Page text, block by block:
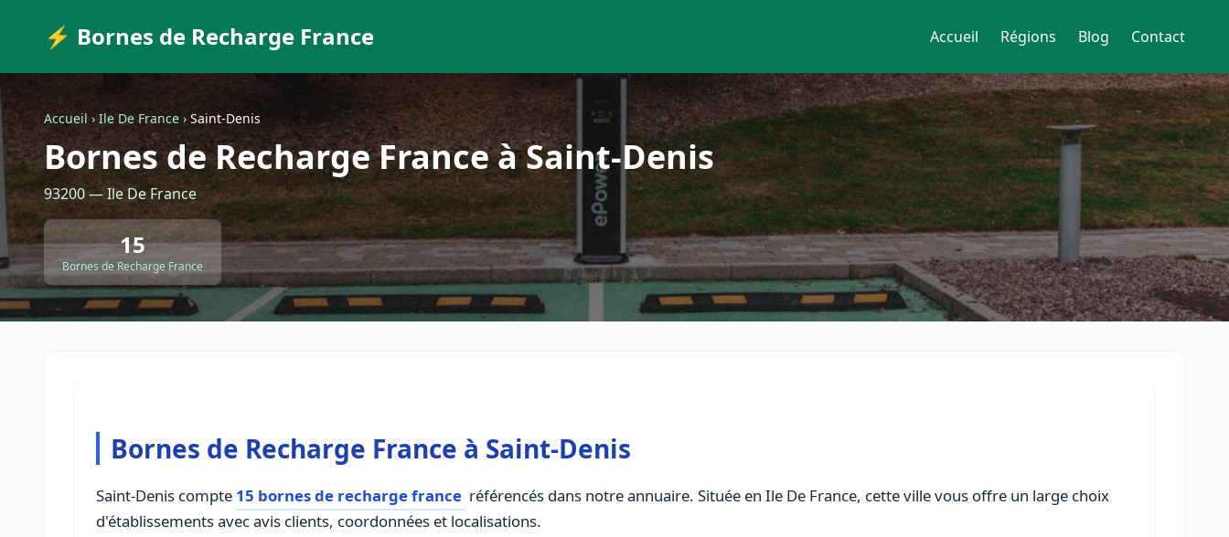
⚡ Bornes de Recharge France Accueil Régions Blog Contact
Accueil › Ile De France › Saint-Denis
Bornes de Recharge France à Saint-Denis
93200 — Ile De France
15
Bornes de Recharge France
Bornes de Recharge France à Saint-Denis
Saint-Denis compte 15 bornes de recharge france référencés dans notre annuaire. Située en Ile De France, cette ville vous offre un large choix
d'établissements avec avis clients, coordonnées et localisations.